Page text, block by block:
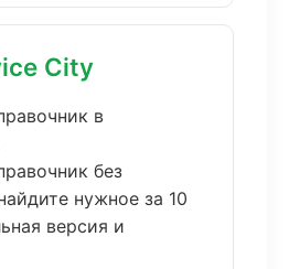
City
в
без
нужное за 10
версия и